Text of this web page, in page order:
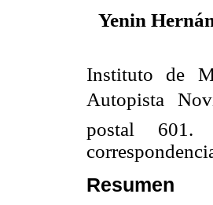
Yenin
Instituto de
Autopista
postal 601.
Resumen